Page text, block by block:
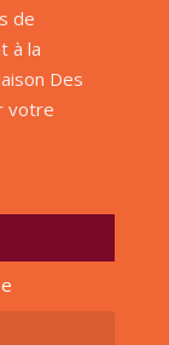
de
à la
Des
votre